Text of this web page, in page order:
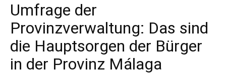
Umfrage der
Provinzverwaltung: Das sind
die Hauptsorgen der Bürger
in der Provinz Málaga